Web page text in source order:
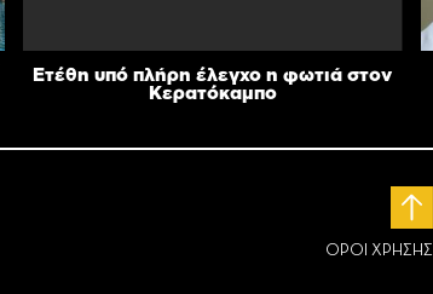
Ετέθη υπό πλήρη έλεγχο η φωτιά στον
Κερατόκαμπο
ΟΡΟΙ ΧΡΗΣΗΣ